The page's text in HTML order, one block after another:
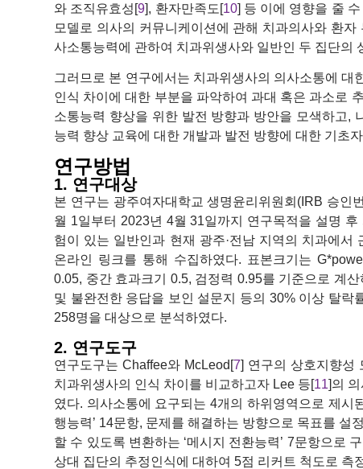
와 조직유효성[9], 환자만족도[10] 등 이에 영향을 줄
모델로 의사의 커뮤니케이션에 관해 치과의사와 환
사소통능력에 관하여 치과위생사와 일반인 두 집단의
그러므로 본 연구에서는 치과위생사의 의사소통에
인식 차이에 대한 부분을 파악하여 과대 혹은 과소로
소통능력 향상을 위한 발전 방향과 방안을 모색하고,
능력 향상 교육에 대한 개발과 발전 방향에 대한 기초
연구방법
1. 연구대상
본 연구는 광주여자대학교 생명윤리위원회(IRB 승인
월 1일부터 2023년 4월 31일까지 연구목적을 설명
험이 있는 일반인과 현재 광주·전남 지역의 치과에
온라인 링크를 통해 수집하였다. 표본크기는
0.05, 중간 효과크기 0.5, 검정력 0.95를 기준으로 계
및 불완전한 응답을 보인 설문지 등의 30% 이상 탈
258명을 대상으로 분석하였다.
2. 연구도구
연구도구는 Chaffee와 McLeod[7] 연구의 상호지향성
치과위생사의 인식 차이를 비교하고자 Lee 등[11]의
였다. 의사소통에 요구되는 4개의 하위영역으로 제시
행능력’ 14문항, 문제를 해결하는 방향으로 목표를 설
할 수 있도록 변환하는 ‘메시지 전환능력’ 7문항으로
상대 집단의 추정인식에 대하여 5점 리커트 척도로 측